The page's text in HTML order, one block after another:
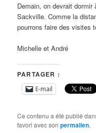
Demain, on devrait
Sackville. Comme la
pourrons faire des visites
Michelle et André
PARTAGER :
E-mail
Ce contenu a été publié
favori avec sonpermalien.